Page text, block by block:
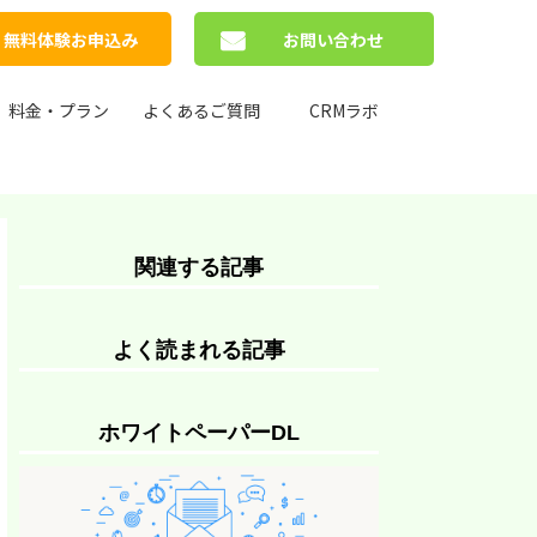
無料体験お申込み お問い合わせ
料金・プラン よくあるご質問 CRMラボ
関連する記事
よく読まれる記事
ホワイトペーパーDL